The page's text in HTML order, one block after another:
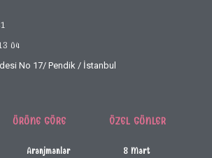
04
No 17/ Pendik / İstanbul
ÜRÜNE GÖRE
Aranjmanlar
ÖZEL GÜNLER
8 Mart